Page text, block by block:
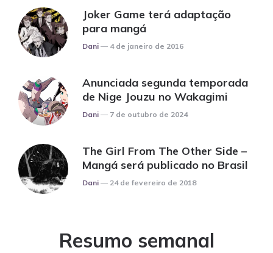
Joker Game terá adaptação
para mangá
Posted
Dani 4 de janeiro de 2016
Anunciada segunda temporada
de Nige Jouzu no Wakagimi
Posted
Dani 7 de outubro de 2024
The Girl From The Other Side –
Mangá será publicado no Brasil
Posted
Dani 24 de fevereiro de 2018
Resumo semanal